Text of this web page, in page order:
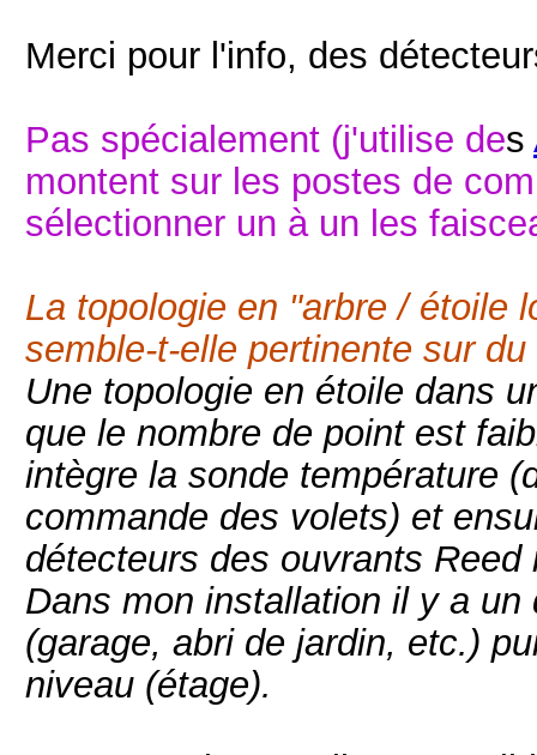
Merci pour l'info, des
Pas spécialement (j'utilise des
montent sur les postes de
sélectionner un à un les
La topologie en "arbre / étoile
semble-t-elle pertinente sur du
Une topologie en étoile dans
que le nombre de point est
intègre la sonde température
commande des volets) et
détecteurs des ouvrants
Dans mon installation il y a
(garage, abri de jardin, etc.)
niveau (étage).